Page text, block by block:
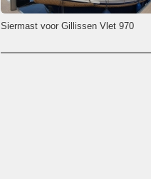
Siermast voor Gillissen Vlet 970